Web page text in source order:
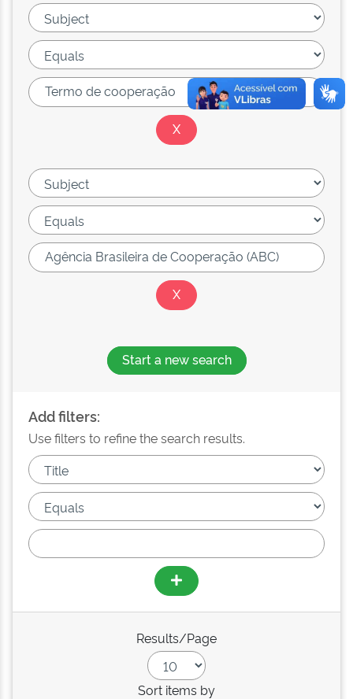
Start a new search
Add filters:
Use filters to refine the search results.
Results/Page
Sort items by